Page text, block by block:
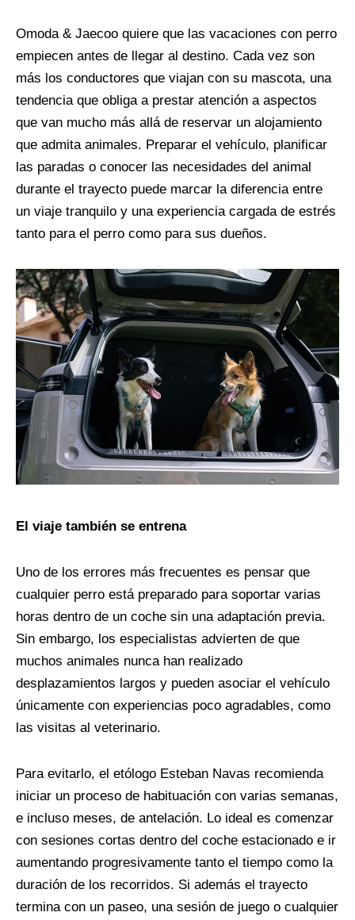
Omoda & Jaecoo quiere que las vacaciones con perro
empiecen antes de llegar al destino. Cada vez son
más los conductores que viajan con su mascota, una
tendencia que obliga a prestar atención a aspectos
que van mucho más allá de reservar un alojamiento
que admita animales. Preparar el vehículo, planificar
las paradas o conocer las necesidades del animal
durante el trayecto puede marcar la diferencia entre
un viaje tranquilo y una experiencia cargada de estrés
tanto para el perro como para sus dueños.
El viaje también se entrena
Uno de los errores más frecuentes es pensar que
cualquier perro está preparado para soportar varias
horas dentro de un coche sin una adaptación previa.
Sin embargo, los especialistas advierten de que
muchos animales nunca han realizado
desplazamientos largos y pueden asociar el vehículo
únicamente con experiencias poco agradables, como
las visitas al veterinario.
Para evitarlo, el etólogo Esteban Navas recomienda
iniciar un proceso de habituación con varias semanas,
e incluso meses, de antelación. Lo ideal es comenzar
con sesiones cortas dentro del coche estacionado e ir
aumentando progresivamente tanto el tiempo como la
duración de los recorridos. Si además el trayecto
termina con un paseo, una sesión de juego o cualquier